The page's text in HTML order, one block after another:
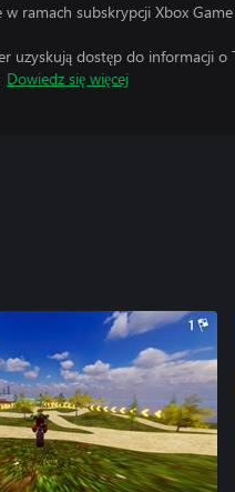
ramach subskrypcji Xbox
uzyskują dostęp do informacji
Dowiedz się więcej